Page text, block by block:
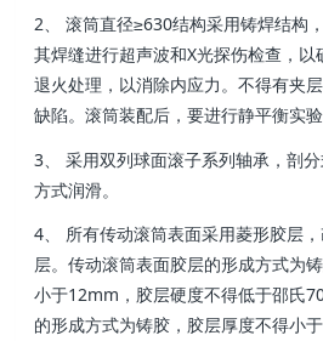
2、 滚筒直径≥630结构采用铸焊结构
其焊缝进行超声波和X光探伤检查，
退火处理，以消除内应力。不得有夹
缺陷。滚筒装配后，要进行静平衡实验
3、 采用双列球面滚子系列轴承，剖
方式润滑。
4、 所有传动滚筒表面采用菱形胶层
层。传动滚筒表面胶层的形成方式为
小于12mm，胶层硬度不得低于邵氏
的形成方式为铸胶，胶层厚度不得小